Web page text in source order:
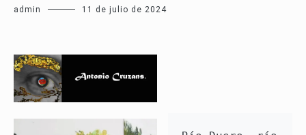
admin 11 de julio de 2024